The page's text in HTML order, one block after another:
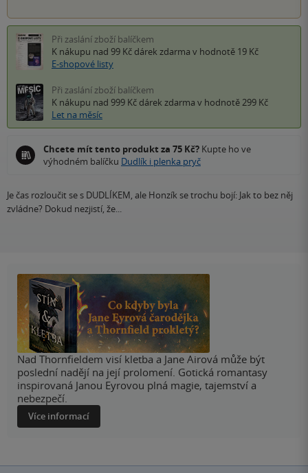
Při zaslání zboží balíčkem
K nákupu nad 99 Kč dárek zdarma v hodnotě 19 Kč
E-shopové listy
Při zaslání zboží balíčkem
K nákupu nad 999 Kč dárek zdarma v hodnotě 299 Kč
Let na měsíc
Chcete mít tento produkt za 75 Kč? Kupte ho ve
výhodném balíčku Dudlík i plenka pryč
Je čas rozloučit se s DUDLÍKEM, ale Honzík se trochu bojí: Jak to bez něj
zvládne? Dokud nezjistí, že...
Nad Thornfieldem visí kletba a Jane Airová může být
poslední nadějí na její prolomení. Gotická romantasy
inspirovaná Janou Eyrovou plná magie, tajemství a
nebezpečí.
Více informací